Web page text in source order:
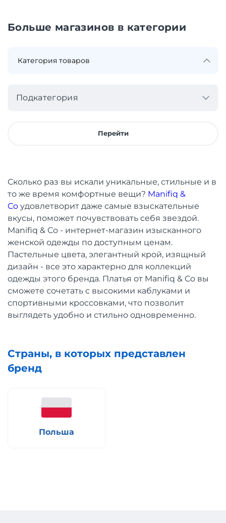
Больше магазинов в категории
Подкатегория
Перейти
Сколько раз вы искали уникальные, стильные и в
то же время комфортные вещи? Manifiq &
Co удовлетворит даже самые взыскательные
вкусы, поможет почувствовать себя звездой.
Manifiq & Co - интернет-магазин изысканного
женской одежды по доступным ценам.
Пастельные цвета, элегантный крой, изящный
дизайн - все это характерно для коллекций
одежды этого бренда. Платья от Manifiq & Co вы
сможете сочетать с высокими каблуками и
спортивными кроссовками, что позволит
выглядеть удобно и стильно одновременно.
Страны, в которых представлен
бренд
Польша